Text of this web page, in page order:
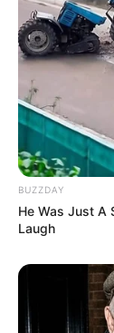
BUZZDAY
He Was Just A
Laugh